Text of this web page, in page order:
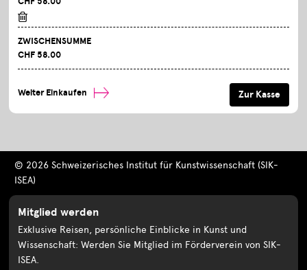
ZWISCHENSUMME
CHF 58.00
Weiter Einkaufen
© 2026 Schweizerisches Institut für Kunstwissenschaft (SIK-
ISEA)
Mitglied werden
Exklusive Reisen, persönliche Einblicke in Kunst und
Wissenschaft: Werden Sie Mitglied im Förderverein von SIK-
ISEA.